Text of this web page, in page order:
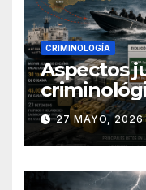
CRIMINOLOGÍA
Aspectos
lucha
en el sur
27 MAYO, 2026